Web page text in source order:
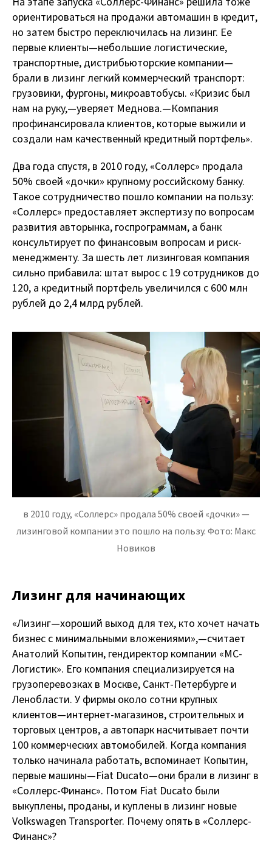
ориентироваться на продажи автомашин в кредит,
но затем быстро переключилась на лизинг. Ее
первые клиенты — небольшие логистические,
транспортные, дистрибьюторские компании —
брали в лизинг легкий коммерческий транспорт:
грузовики, фургоны, микроавтобусы. «Кризис был
нам на руку, — уверяет Меднова. — Компания
профинансировала клиентов, которые выжили и
создали нам качественный кредитный портфель».
Два года спустя, в 2010 году, «Соллерс» продала
50% своей «дочки» крупному российскому банку.
Такое сотрудничество пошло компании на пользу:
«Соллерс» предоставляет экспертизу по вопросам
развития авторынка, госпрограммам, а банк
консультирует по финансовым вопросам и риск-
менеджменту. За шесть лет лизинговая компания
сильно прибавила: штат вырос с 19 сотрудников до
120, а кредитный портфель увеличился с 600 млн
рублей до 2,4 млрд рублей.
в 2010 году, «Соллерс» продала 50% своей «дочки» —
лизинговой компании это пошло на пользу. Фото: Макс
Новиков
Лизинг для начинающих
«Лизинг — хороший выход для тех, кто хочет начать
бизнес с минимальными вложениями», — считает
Анатолий Копытин, гендиректор компании «МС-
Логистик». Его компания специализируется на
грузоперевозках в Москве, Санкт-Петербурге и
Ленобласти. У фирмы около сотни крупных
клиентов — интернет-магазинов, строительных и
торговых центров, а автопарк насчитывает почти
100 коммерческих автомобилей. Когда компания
только начинала работать, вспоминает Копытин,
первые машины — Fiat Ducato — они брали в лизинг в
«Соллерс-Финанс». Потом Fiat Ducato были
выкуплены, проданы, и куплены в лизинг новые
Volkswagen Transporter. Почему опять в «Соллерс-
Финанс»?